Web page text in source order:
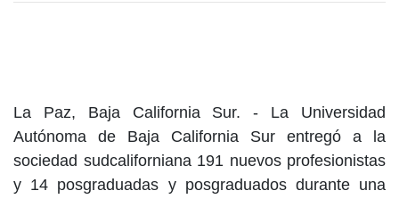
La Paz, Baja California Sur. - La Universidad
Autónoma de Baja California Sur entregó a la
sociedad sudcaliforniana 191 nuevos profesionistas
y 14 posgraduadas y posgraduados durante una